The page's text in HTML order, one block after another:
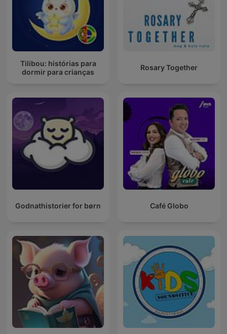
Tilibou: histórias para
dormir para crianças
Rosary Together
Godnathistorier for børn Café Globo